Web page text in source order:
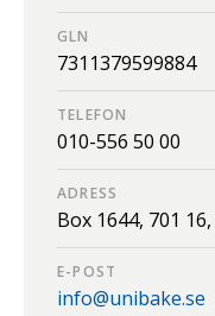
GLN
7311379599884
TELEFON
010-556 50 00
ADRESS
Box 1644, 701 16,
E-POST
info@unibake.se